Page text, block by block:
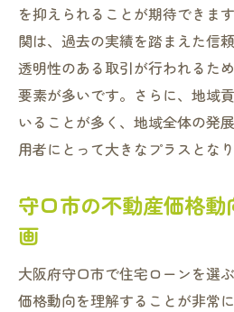
を抑えられることが期待できま
関は、過去の実績を踏まえた信
透明性のある取引が行われるた
要素が多いです。さらに、地域
いることが多く、地域全体の発
用者にとって大きなプラスとなり
守口市の不動産価格
画
大阪府守口市で住宅ローンを選
価格動向を理解することが非常